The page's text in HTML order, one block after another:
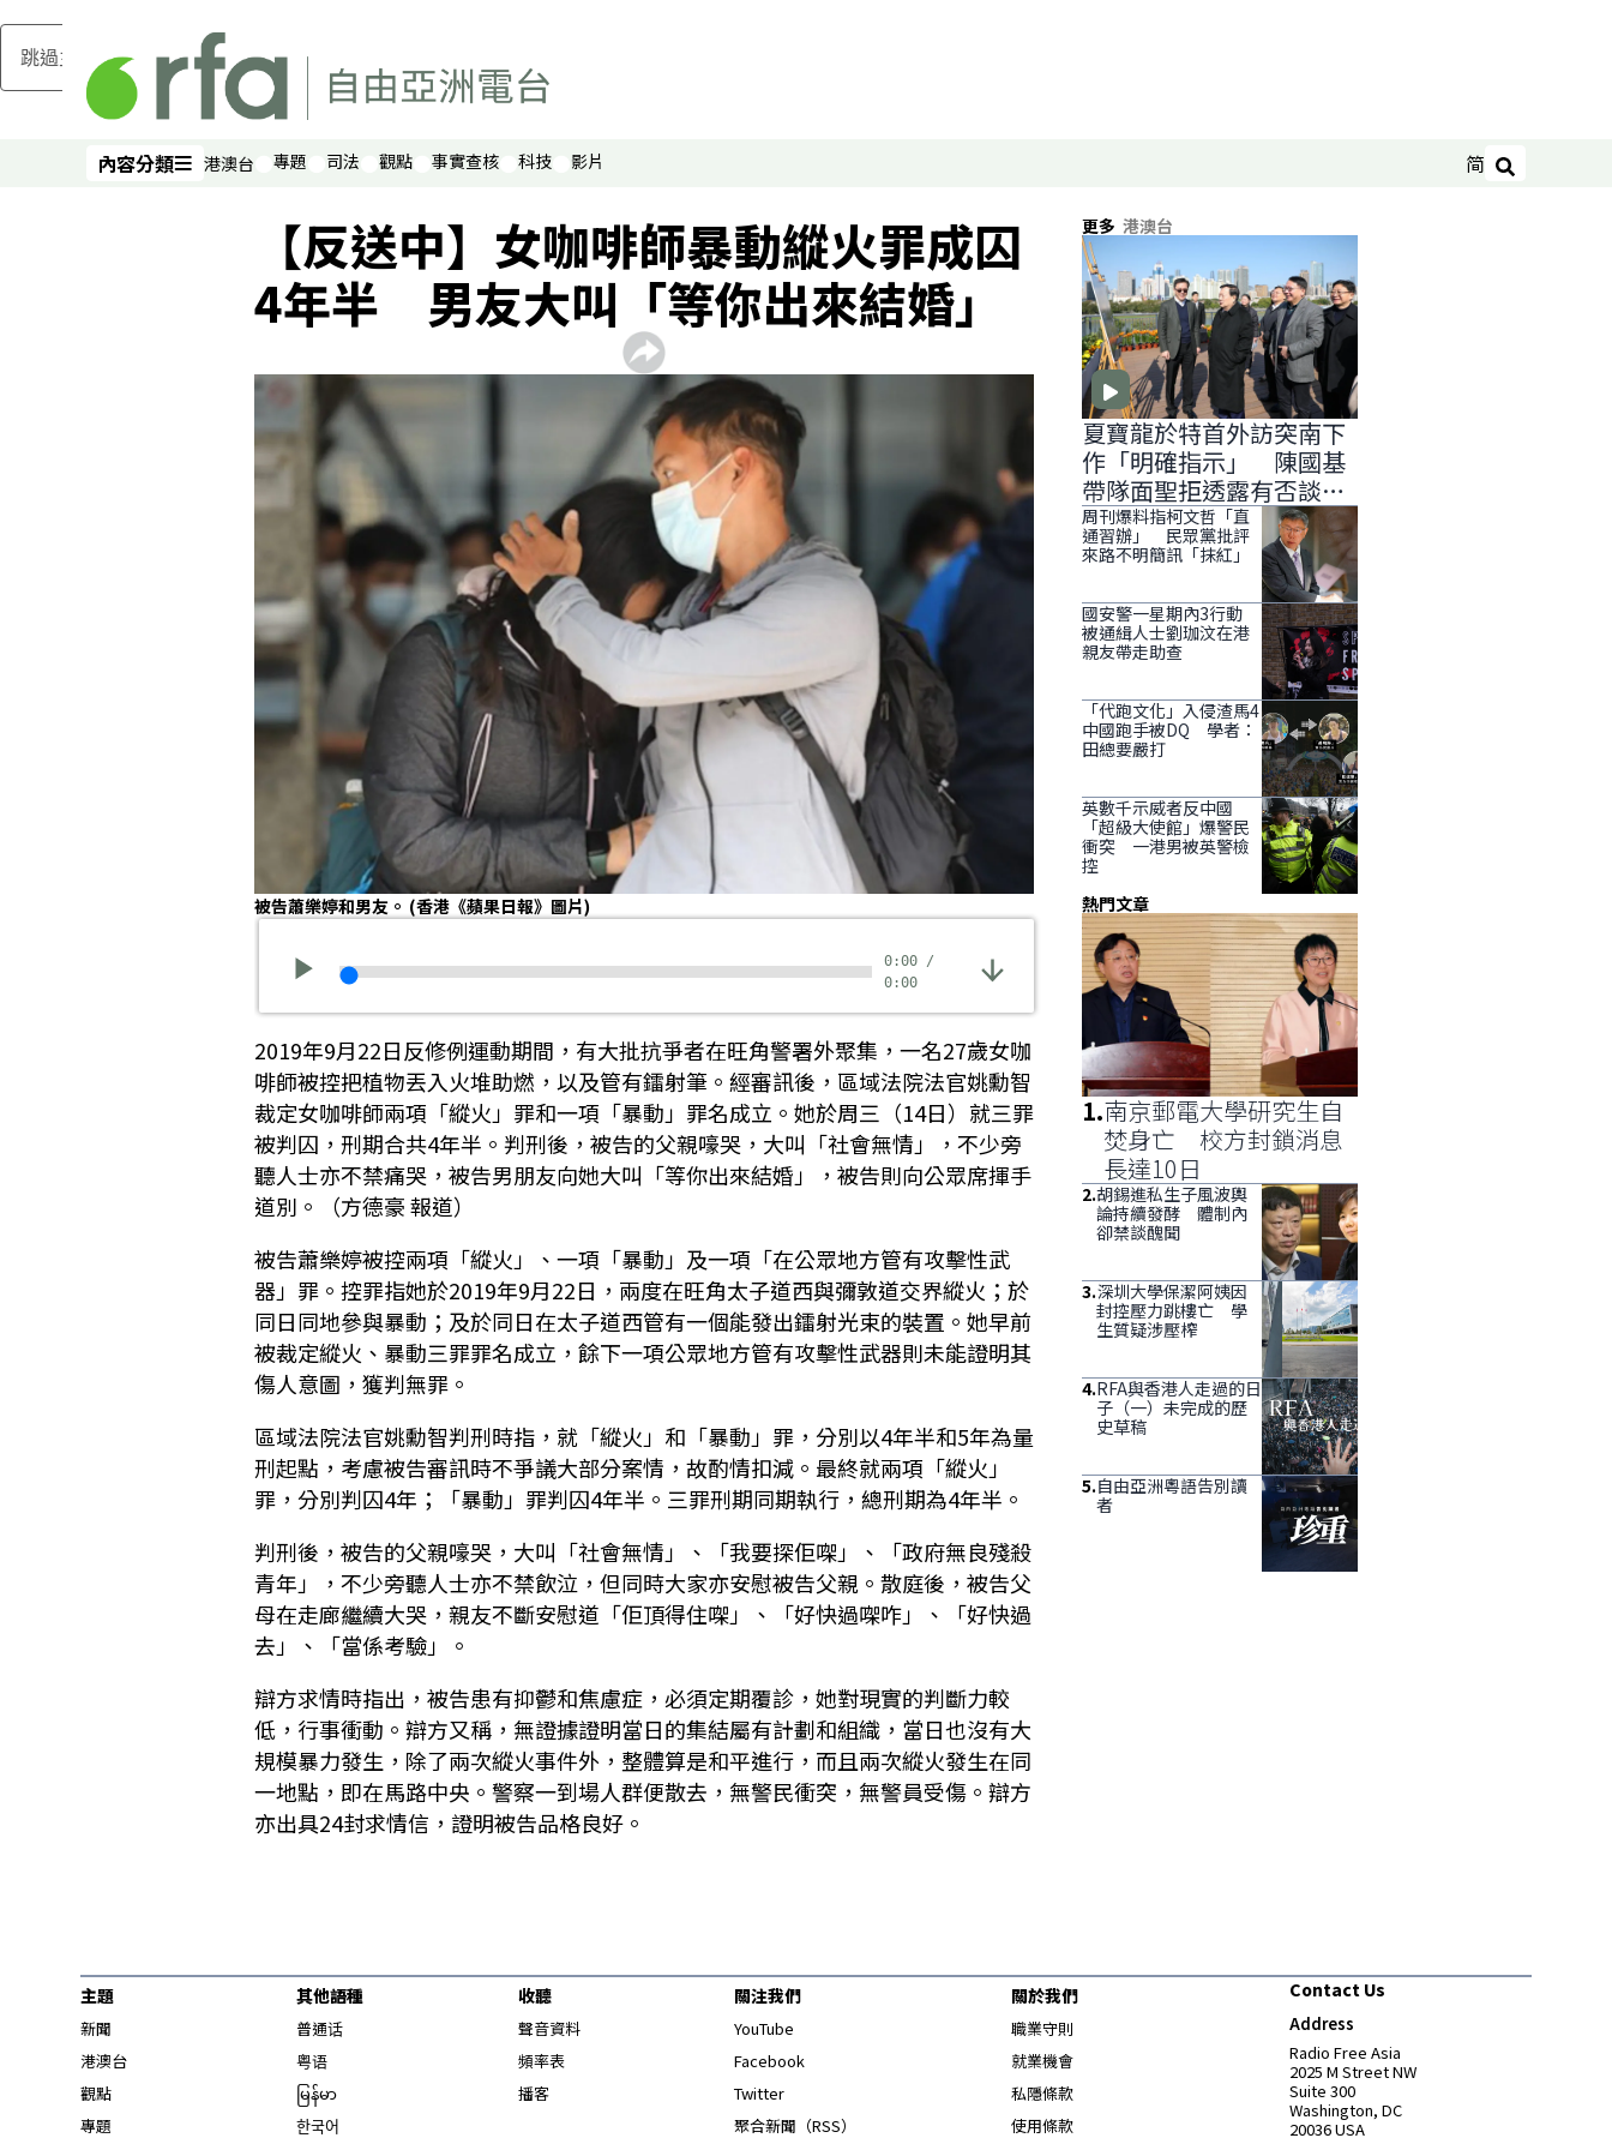
跳過主要內容
內容分類
內容分類 港澳台 專題 司法 觀點 事實查核 科技 影片 简 搜尋
【反送中】女咖啡師暴動縱火罪成囚
4年半 男友大叫「等你出來結婚」
被告蕭樂婷和男友。 (香港《蘋果日報》圖片)
0:00 /
0:00
2019年9月22日反修例運動期間，有大批抗爭者在旺角警署外聚集，一名27歲女咖
啡師被控把植物丟入火堆助燃，以及管有鐳射筆。經審訊後，區域法院法官姚勳智
裁定女咖啡師兩項「縱火」罪和一項「暴動」罪名成立。她於周三（14日）就三罪
被判囚，刑期合共4年半。判刑後，被告的父親嚎哭，大叫「社會無情」，不少旁
聽人士亦不禁痛哭，被告男朋友向她大叫「等你出來結婚」，被告則向公眾席揮手
道別。（方德豪 報道）
被告蕭樂婷被控兩項「縱火」、一項「暴動」及一項「在公眾地方管有攻擊性武
器」罪。控罪指她於2019年9月22日，兩度在旺角太子道西與彌敦道交界縱火；於
同日同地參與暴動；及於同日在太子道西管有一個能發出鐳射光束的裝置。她早前
被裁定縱火、暴動三罪罪名成立，餘下一項公眾地方管有攻擊性武器則未能證明其
傷人意圖，獲判無罪。
區域法院法官姚勳智判刑時指，就「縱火」和「暴動」罪，分別以4年半和5年為量
刑起點，考慮被告審訊時不爭議大部分案情，故酌情扣減。最終就兩項「縱火」
罪，分別判囚4年；「暴動」罪判囚4年半。三罪刑期同期執行，總刑期為4年半。
判刑後，被告的父親嚎哭，大叫「社會無情」、「我要探佢㗎」、「政府無良殘殺
青年」，不少旁聽人士亦不禁飲泣，但同時大家亦安慰被告父親。散庭後，被告父
母在走廊繼續大哭，親友不斷安慰道「佢頂得住㗎」、「好快過㗎咋」、「好快過
去」、「當係考驗」。
辯方求情時指出，被告患有抑鬱和焦慮症，必須定期覆診，她對現實的判斷力較
低，行事衝動。辯方又稱，無證據證明當日的集結屬有計劃和組織，當日也沒有大
規模暴力發生，除了兩次縱火事件外，整體算是和平進行，而且兩次縱火發生在同
一地點，即在馬路中央。警察一到場人群便散去，無警民衝突，無警員受傷。辯方
亦出具24封求情信，證明被告品格良好。
更多 港澳台
夏寶龍於特首外訪突南下
作「明確指示」 陳國基
帶隊面聖拒透露有否談
「滅赤」
周刊爆料指柯文哲「直
通習辦」 民眾黨批評
來路不明簡訊「抹紅」
國安警一星期內3行動
被通緝人士劉珈汶在港
親友帶走助查
「代跑文化」入侵渣馬4
中國跑手被DQ 學者：
田總要嚴打
英數千示威者反中國
「超級大使館」爆警民
衝突 一港男被英警檢
控
熱門文章
1.南京郵電大學研究生自
焚身亡 校方封鎖消息
長達10日
2.胡錫進私生子風波輿
論持續發酵 體制內
卻禁談醜聞
3.深圳大學保潔阿姨因
封控壓力跳樓亡 學
生質疑涉壓榨
4.RFA與香港人走過的日
子（一）未完成的歷
史草稿
5.自由亞洲粵語告別讀
者
主題
新聞
港澳台
觀點
專題
其他語種
普通话
粤语
မြန်မာ
한국어
收聽
聲音資料
頻率表
播客
關注我們
YouTube
Facebook
Twitter
聚合新聞（RSS）
關於我們
職業守則
就業機會
私隱條款
使用條款
Contact Us
Address
Radio Free Asia
2025 M Street NW
Suite 300
Washington, DC
20036 USA